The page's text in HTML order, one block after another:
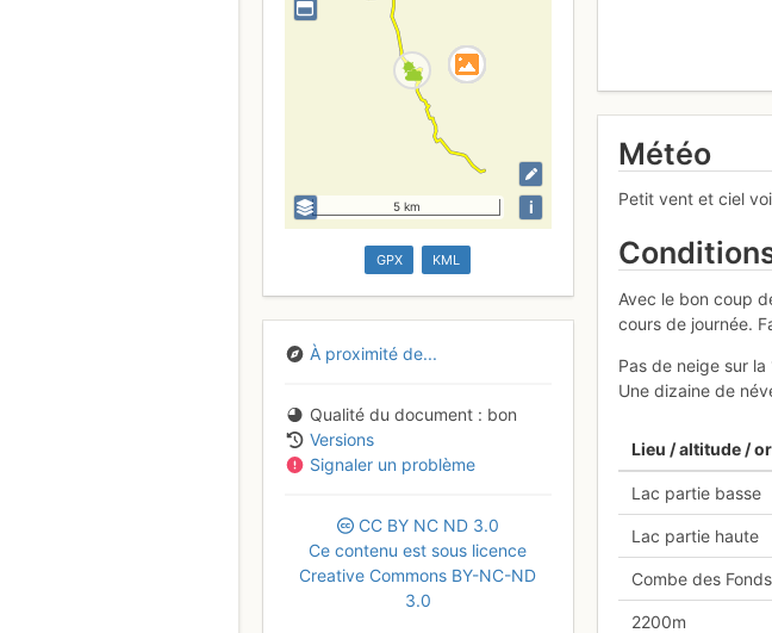
5 km i
GPX KML
À proximité de...
Qualité du document
bon
Versions
Signaler un problème
CC BY NC ND 3.0
Ce contenu est sous licence
Creative Commons BY-NC-ND
3.0
Météo
Petit vent et ciel
Avec le bon coup
cours de journée.
Pas de neige sur
Une dizaine de
Lieu / altitude /
Lac partie basse
Lac partie haute
Combe des Fonds
2200m